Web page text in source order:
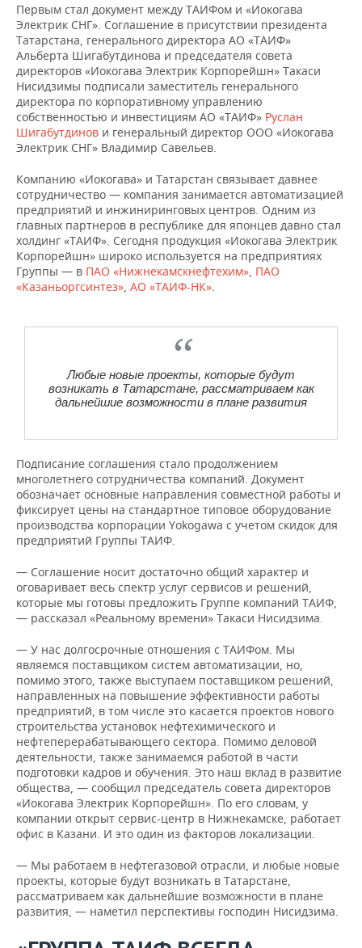
Первым стал документ между ТАИФом и «Иокогава
Электрик СНГ». Соглашение в присутствии президента
Татарстана, генерального директора АО «ТАИФ»
Альберта Шигабутдинова и председателя совета
директоров «Иокогава Электрик Корпорейшн» Такаси
Нисидзимы подписали заместитель генерального
директора по корпоративному управлению
собственностью и инвестициям АО «ТАИФ» Руслан
Шигабутдинов и генеральный директор ООО «Иокогава
Электрик СНГ» Владимир Савельев.
Компанию «Иокогава» и Татарстан связывает давнее
сотрудничество — компания занимается автоматизацией
предприятий и инжиниринговых центров. Одним из
главных партнеров в республике для японцев давно стал
холдинг «ТАИФ». Сегодня продукция «Иокогава Электрик
Корпорейшн» широко используется на предприятиях
Группы — в ПАО «Нижнекамскнефтехим» ПАО
«Казаньоргсинтез» АО «ТАИФ-НК»
Любые новые проекты, которые будут
возникать в Татарстане, рассматриваем как
дальнейшие возможности в плане развития
Подписание соглашения стало продолжением
многолетнего сотрудничества компаний. Документ
обозначает основные направления совместной работы и
фиксирует цены на стандартное типовое оборудование
производства корпорации Yokogawa с учетом скидок для
предприятий Группы ТАИФ.
— Соглашение носит достаточно общий характер и
оговаривает весь спектр услуг сервисов и решений,
которые мы готовы предложить Группе компаний ТАИФ,
— рассказал «Реальному времени» Такаси Нисидзима.
— У нас долгосрочные отношения с ТАИФом. Мы
являемся поставщиком систем автоматизации, но,
помимо этого, также выступаем поставщиком решений,
направленных на повышение эффективности работы
предприятий, в том числе это касается проектов нового
строительства установок нефтехимического и
нефтеперерабатывающего сектора. Помимо деловой
деятельности, также занимаемся работой в части
подготовки кадров и обучения. Это наш вклад в развитие
общества, — сообщил председатель совета директоров
«Иокогава Электрик Корпорейшн». По его словам, у
компании открыт сервис-центр в Нижнекамске, работает
офис в Казани. И это один из факторов локализации.
— Мы работаем в нефтегазовой отрасли, и любые новые
проекты, которые будут возникать в Татарстане,
рассматриваем как дальнейшие возможности в плане
развития, — наметил перспективы господин Нисидзима.